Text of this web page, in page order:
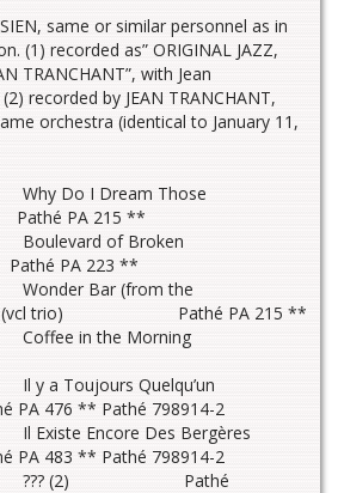
same or similar personnel as in
(1) recorded as” ORIGINAL JAZZ,
TRANCHANT”, with Jean
recorded by JEAN TRANCHANT,
orchestra (identical to January 11,
I Dream Those
PA 215 **
of Broken
PA 223 **
Bar (from the
(vcl trio) Pathé PA 215 **
in the Morning
Quelqu’un
** Pathé 798914-2
Encore Des Bergères
** Pathé 798914-2
(2) Pathé